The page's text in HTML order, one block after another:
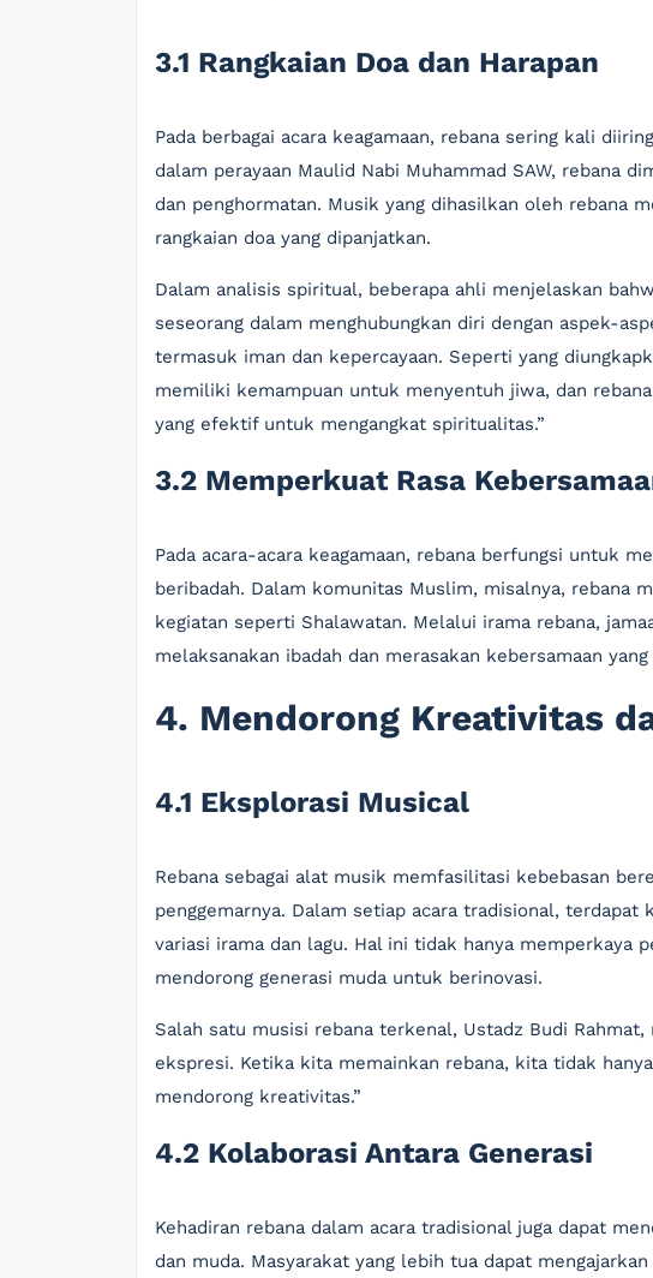
3.1 Rangkaian Doa dan Harapan
Pada berbagai acara keagamaan, rebana sering kali
dalam perayaan Maulid Nabi Muhammad SAW, rebana
dan penghormatan. Musik yang dihasilkan oleh rebana
rangkaian doa yang dipanjatkan.
Dalam analisis spiritual, beberapa ahli menjelaskan
seseorang dalam menghubungkan diri dengan aspek-
termasuk iman dan kepercayaan. Seperti yang
memiliki kemampuan untuk menyentuh jiwa, dan
yang efektif untuk mengangkat spiritualitas.”
3.2 Memperkuat Rasa
Pada acara-acara keagamaan, rebana berfungsi untuk
beribadah. Dalam komunitas Muslim, misalnya, rebana
kegiatan seperti Shalawatan. Melalui irama rebana,
melaksanakan ibadah dan merasakan kebersamaan
4. Mendorong Kreativitas
4.1 Eksplorasi Musical
Rebana sebagai alat musik memfasilitasi kebebasan
penggemarnya. Dalam setiap acara tradisional,
variasi irama dan lagu. Hal ini tidak hanya memperkaya
mendorong generasi muda untuk berinovasi.
Salah satu musisi rebana terkenal, Ustadz Budi
ekspresi. Ketika kita memainkan rebana, kita tidak
mendorong kreativitas.”
4.2 Kolaborasi Antara Generasi
Kehadiran rebana dalam acara tradisional juga dapat
dan muda. Masyarakat yang lebih tua dapat